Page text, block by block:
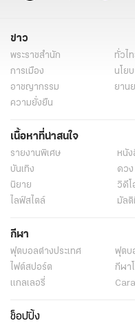
ข่าว
พระราชสำนัก ทั่วไ
การเมือง
นโย
อาชญากรรม
ยาน
ความยั่งยืน
เนื้อหาที่น่าสนใจ
รายงานพิเศษ หนั
บันเทิง
ดวง
นิยาย
วิดีโ
ไลฟ์สไตล์
มัลติ
กีฬา
ฟุตบอลต่่างประเทศ ฟุตบ
ไฟต์สปอร์ต
กีฬา
แกลเลอรี่
ช็อปปิ้ง